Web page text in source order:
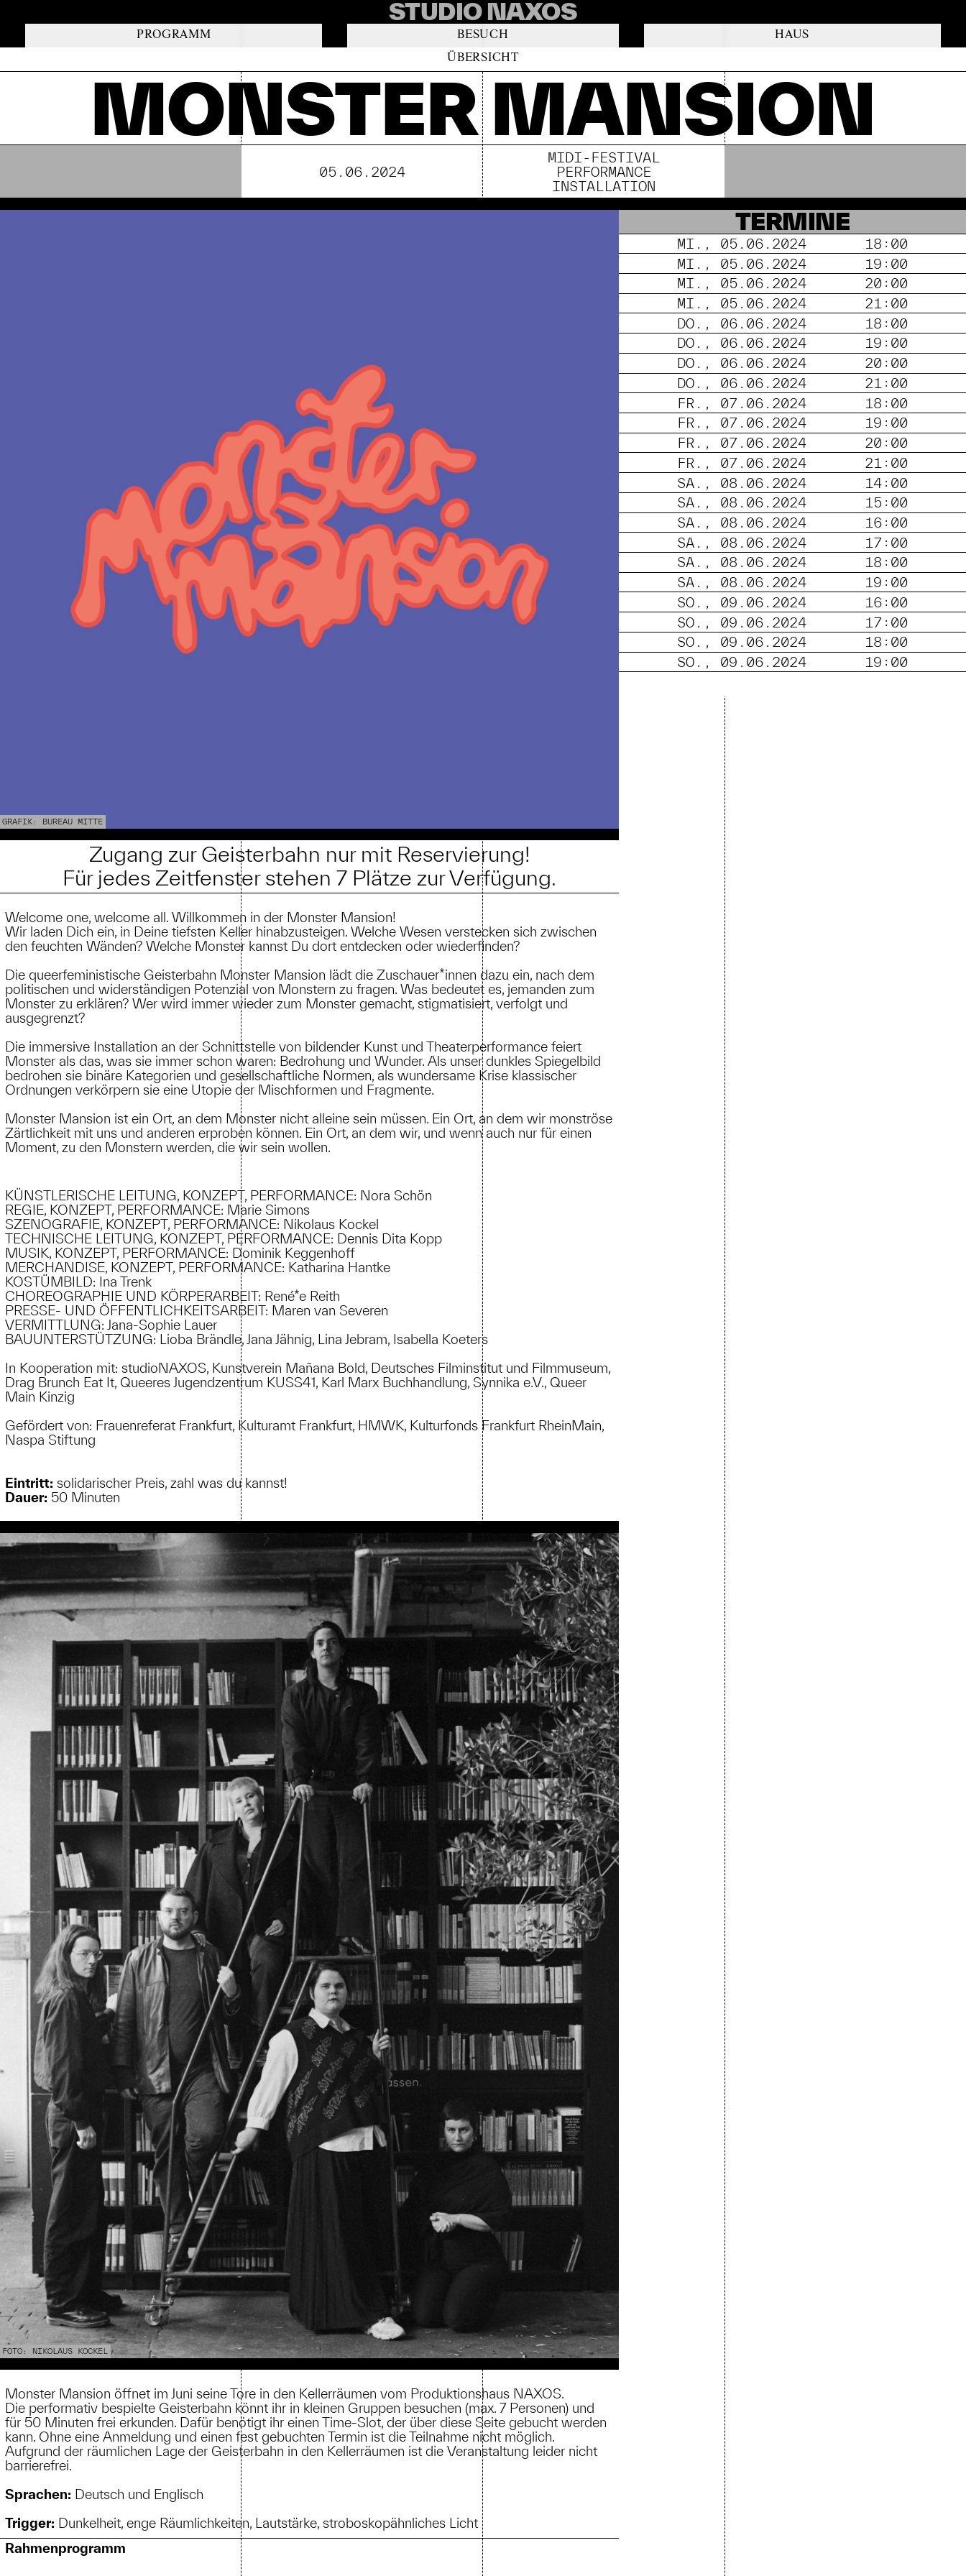
STUDIO NAXOS
PROGRAMM BESUCH
HAUS
ÜBERSICHT
MONSTER MANSION
05.06.2024
MIDI-FESTIVAL
PERFORMANCE
INSTALLATION
GRAFIK: BUREAU MITTE
Zugang zur Geisterbahn nur mit Reservierung!
Für jedes Zeitfenster stehen 7 Plätze zur Verfügung.
Welcome one, welcome all. Willkommen in der Monster Mansion!
Wir laden Dich ein, in Deine tiefsten Keller hinabzusteigen. Welche Wesen verstecken sich zwischen
den feuchten Wänden? Welche Monster kannst Du dort entdecken oder wiederfinden?
Die queerfeministische Geisterbahn Monster Mansion lädt die Zuschauer*innen dazu ein, nach dem
politischen und widerständigen Potenzial von Monstern zu fragen. Was bedeutet es, jemanden zum
Monster zu erklären? Wer wird immer wieder zum Monster gemacht, stigmatisiert, verfolgt und
ausgegrenzt?
Die immersive Installation an der Schnittstelle von bildender Kunst und Theaterperformance feiert
Monster als das, was sie immer schon waren: Bedrohung und Wunder. Als unser dunkles Spiegelbild
bedrohen sie binäre Kategorien und gesellschaftliche Normen, als wundersame Krise klassischer
Ordnungen verkörpern sie eine Utopie der Mischformen und Fragmente.
Monster Mansion ist ein Ort, an dem Monster nicht alleine sein müssen. Ein Ort, an dem wir monströse
Zärtlichkeit mit uns und anderen erproben können. Ein Ort, an dem wir, und wenn auch nur für einen
Moment, zu den Monstern werden, die wir sein wollen.
KÜNSTLERISCHE LEITUNG, KONZEPT, PERFORMANCE: Nora Schön
REGIE, KONZEPT, PERFORMANCE: Marie Simons
SZENOGRAFIE, KONZEPT, PERFORMANCE: Nikolaus Kockel
TECHNISCHE LEITUNG, KONZEPT, PERFORMANCE: Dennis Dita Kopp
MUSIK, KONZEPT, PERFORMANCE: Dominik Keggenhoff
MERCHANDISE, KONZEPT, PERFORMANCE: Katharina Hantke
KOSTÜMBILD: Ina Trenk
CHOREOGRAPHIE UND KÖRPERARBEIT: René*e Reith
PRESSE- UND ÖFFENTLICHKEITSARBEIT: Maren van Severen
VERMITTLUNG: Jana-Sophie Lauer
BAUUNTERSTÜTZUNG: Lioba Brändle, Jana Jähnig, Lina Jebram, Isabella Koeters
In Kooperation mit: studioNAXOS, Kunstverein Mañana Bold, Deutsches Filminstitut und Filmmuseum,
Drag Brunch Eat It, Queeres Jugendzentrum KUSS41, Karl Marx Buchhandlung, Synnika e.V., Queer
Main Kinzig
Gefördert von: Frauenreferat Frankfurt, Kulturamt Frankfurt, HMWK, Kulturfonds Frankfurt RheinMain,
Naspa Stiftung
Eintritt: solidarischer Preis, zahl was du kannst!
Dauer: 50 Minuten
FOTO: NIKOLAUS KOCKEL
Monster Mansion öffnet im Juni seine Tore in den Kellerräumen vom Produktionshaus NAXOS.
Die performativ bespielte Geisterbahn könnt ihr in kleinen Gruppen besuchen (max. 7 Personen) und
für 50 Minuten frei erkunden. Dafür benötigt ihr einen Time-Slot, der über diese Seite gebucht werden
kann. Ohne eine Anmeldung und einen fest gebuchten Termin ist die Teilnahme nicht möglich.
Aufgrund der räumlichen Lage der Geisterbahn in den Kellerräumen ist die Veranstaltung leider nicht
barrierefrei.
Sprachen: Deutsch und Englisch
Trigger: Dunkelheit, enge Räumlichkeiten, Lautstärke, stroboskopähnliches Licht
Rahmenprogramm
TERMINE
MI., 05.06.2024
18:00
MI., 05.06.2024
19:00
MI., 05.06.2024
20:00
MI., 05.06.2024
21:00
DO., 06.06.2024
18:00
DO., 06.06.2024
19:00
DO., 06.06.2024
20:00
DO., 06.06.2024
21:00
FR., 07.06.2024
18:00
FR., 07.06.2024
19:00
FR., 07.06.2024
20:00
FR., 07.06.2024
21:00
SA., 08.06.2024
14:00
SA., 08.06.2024
15:00
SA., 08.06.2024
16:00
SA., 08.06.2024
17:00
SA., 08.06.2024
18:00
SA., 08.06.2024
19:00
SO., 09.06.2024
16:00
SO., 09.06.2024
17:00
SO., 09.06.2024
18:00
SO., 09.06.2024
19:00